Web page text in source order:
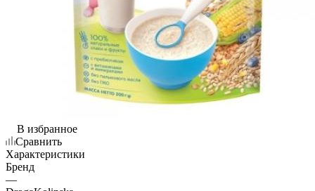
В избранное
Сравнить
Характеристики
Бренд
—